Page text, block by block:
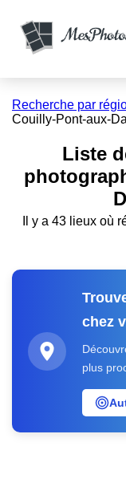
Recherche par
Couilly-Pont-aux-
Liste
Il y a 43 lieux où
chez
plus